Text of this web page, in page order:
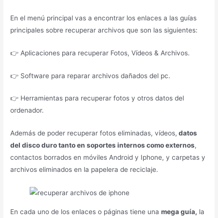
En el menú principal vas a encontrar los enlaces a las guías
principales sobre recuperar archivos que son las siguientes:
👉 Aplicaciones para recuperar Fotos, Vídeos & Archivos.
👉 Software para reparar archivos dañados del pc.
👉 Herramientas para recuperar fotos y otros datos del
ordenador.
Además de poder recuperar fotos eliminadas, vídeos, datos
del disco duro tanto en soportes internos como externos,
contactos borrados en móviles Android y Iphone, y carpetas y
archivos eliminados en la papelera de reciclaje.
En cada uno de los enlaces o páginas tiene unamega guía, la